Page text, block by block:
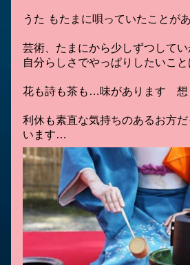
うた もたまに唄っていたことが
芸術、たまにから少しずつして
自分らしさでやっぱりしたいこ
花も詩も茶も…味があります 想
利休も素直な気持ちのあるお方
います…